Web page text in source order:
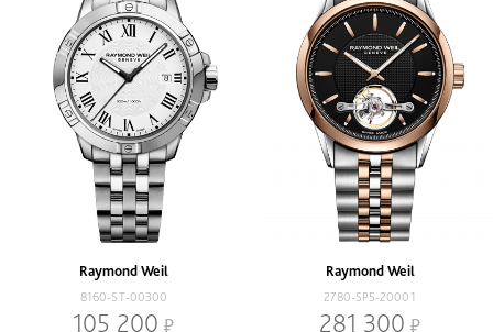
Raymond Weil
8160-ST-00300
105 200
Raymond Weil
2780-SP5-20001
281 300